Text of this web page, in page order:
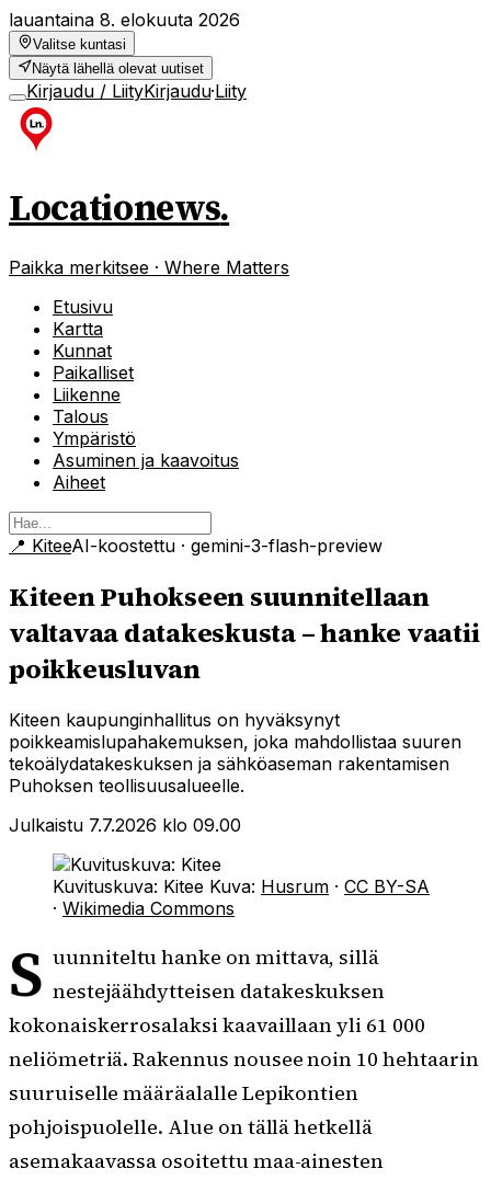
lauantaina 8. elokuuta 2026
Valitse kuntasi
Näytä lähellä olevat uutiset
Kirjaudu / LiityKirjaudu·Liity
Locationews.
Paikka merkitsee · Where Matters
Etusivu
Kartta
Kunnat
Paikalliset
Liikenne
Talous
Ympäristö
Asuminen ja kaavoitus
Aiheet
📍 KiteeAI-koostettu · gemini-3-flash-preview
Kiteen Puhokseen suunnitellaan
valtavaa datakeskusta – hanke vaatii
poikkeusluvan
Kiteen kaupunginhallitus on hyväksynyt
poikkeamislupahakemuksen, joka mahdollistaa suuren
tekoälydatakeskuksen ja sähköaseman rakentamisen
Puhoksen teollisuusalueelle.
Julkaistu 7.7.2026 klo 09.00
Kuvituskuva: Kitee Kuva: Husrum · CC BY-SA
· Wikimedia Commons
S uunniteltu hanke on mittava, sillä
nestejäähdytteisen datakeskuksen
kokonaiskerrosalaksi kaavaillaan yli 61 000
neliömetriä. Rakennus nousee noin 10 hehtaarin
suuruiselle määräalalle Lepikontien
pohjoispuolelle. Alue on tällä hetkellä
asemakaavassa osoitettu maa-ainesten